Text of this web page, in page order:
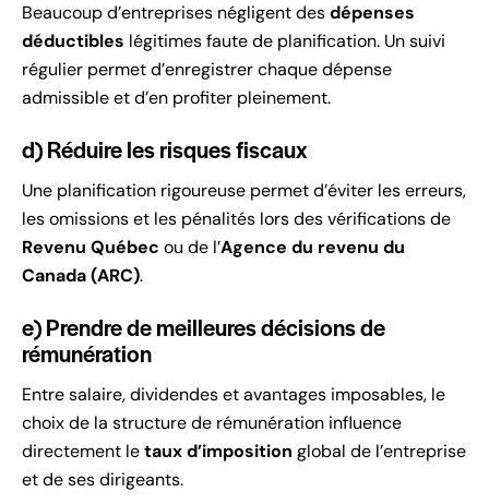
Beaucoup d’entreprises négligent desdépenses
déductibles légitimes faute de planification. Un suivi
régulier permet d’enregistrer chaque dépense
admissible et d’en profiter pleinement.
d) Réduire les risques fiscaux
Une planification rigoureuse permet d’éviter les erreurs,
les omissions et les pénalités lors des vérifications de
Revenu Québec ou de l’Agence du revenu du
Canada (ARC).
e) Prendre de meilleures décisions de
rémunération
Entre salaire, dividendes et avantages imposables, le
choix de la structure de rémunération influence
directement letaux d’imposition global de l’entreprise
et de ses dirigeants.